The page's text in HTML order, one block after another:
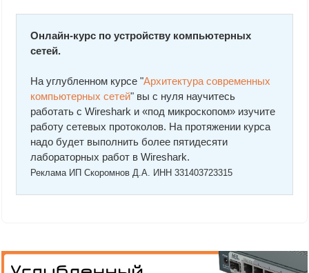
Онлайн-курс по устройству компьютерных
сетей.
На углубленном курсе "Архитектура современных
компьютерных сетей" вы с нуля научитесь
работать с Wireshark и «под микроскопом» изучите
работу сетевых протоколов. На протяжении курса
надо будет выполнить более пятидесяти
лабораторных работ в Wireshark.
Реклама ИП Скоромнов Д.А. ИНН 331403723315